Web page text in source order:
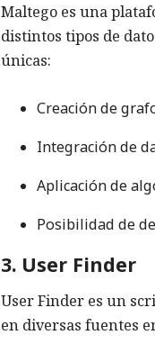
Maltego es una
distintos tipos de
únicas:
Creación de
Integración de
Aplicación de
Posibilidad de
3. User Finder
User Finder es un
en diversas fuentes